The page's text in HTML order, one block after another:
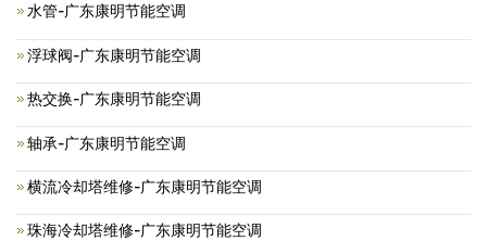
水管-广东康明节能空调
浮球阀-广东康明节能空调
热交换-广东康明节能空调
轴承-广东康明节能空调
横流冷却塔维修-广东康明节能空调
珠海冷却塔维修-广东康明节能空调